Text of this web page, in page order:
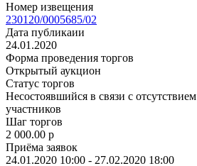
Номер извещения
230120/0005685/02
Дата публикаии
24.01.2020
Форма проведения торгов
Открытый аукцион
Статус торгов
Несостоявшийся в связи с
участников
Шаг торгов
2 000.00 p
Приёма заявок
24.01.2020 10:00 - 27.02.2020 18:00